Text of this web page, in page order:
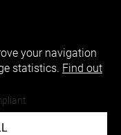
your navigation
statistics. Find out